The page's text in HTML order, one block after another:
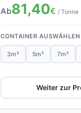
Ab81,40€ / Tonne
CONTAINER AUSWÄHLEN
3m³ 5m³ 7m³
Weiter zur